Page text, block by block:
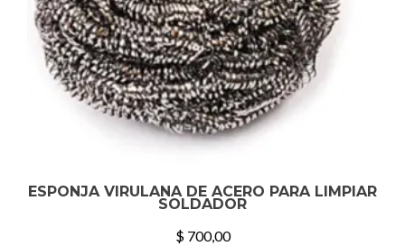
ESPONJA VIRULANA DE ACERO PARA LIMPIAR
SOLDADOR
$700,00